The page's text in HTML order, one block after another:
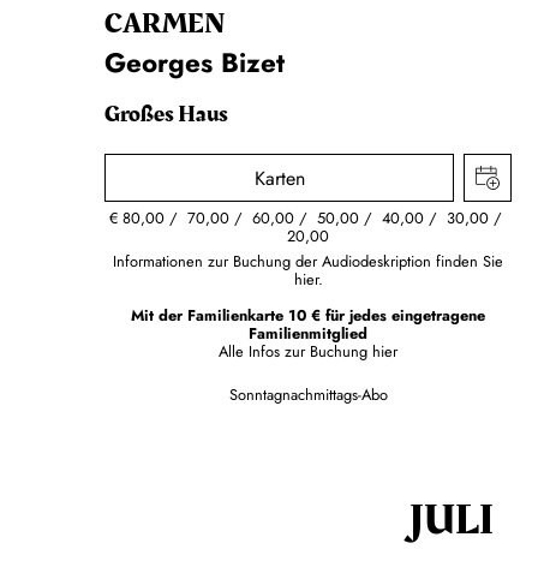
CARMEN
Georges Bizet
Großes Haus
Karten
€80,00 70,00 60,00 50,00 40,00 30,00
20,00
Informationen zur Buchung der Audiodeskription finden Sie
hier.
Mit der Familienkarte 10 € für jedes eingetragene
Familienmitglied
Alle Infos zur Buchung hier
Sonntagnachmittags-Abo
JULI